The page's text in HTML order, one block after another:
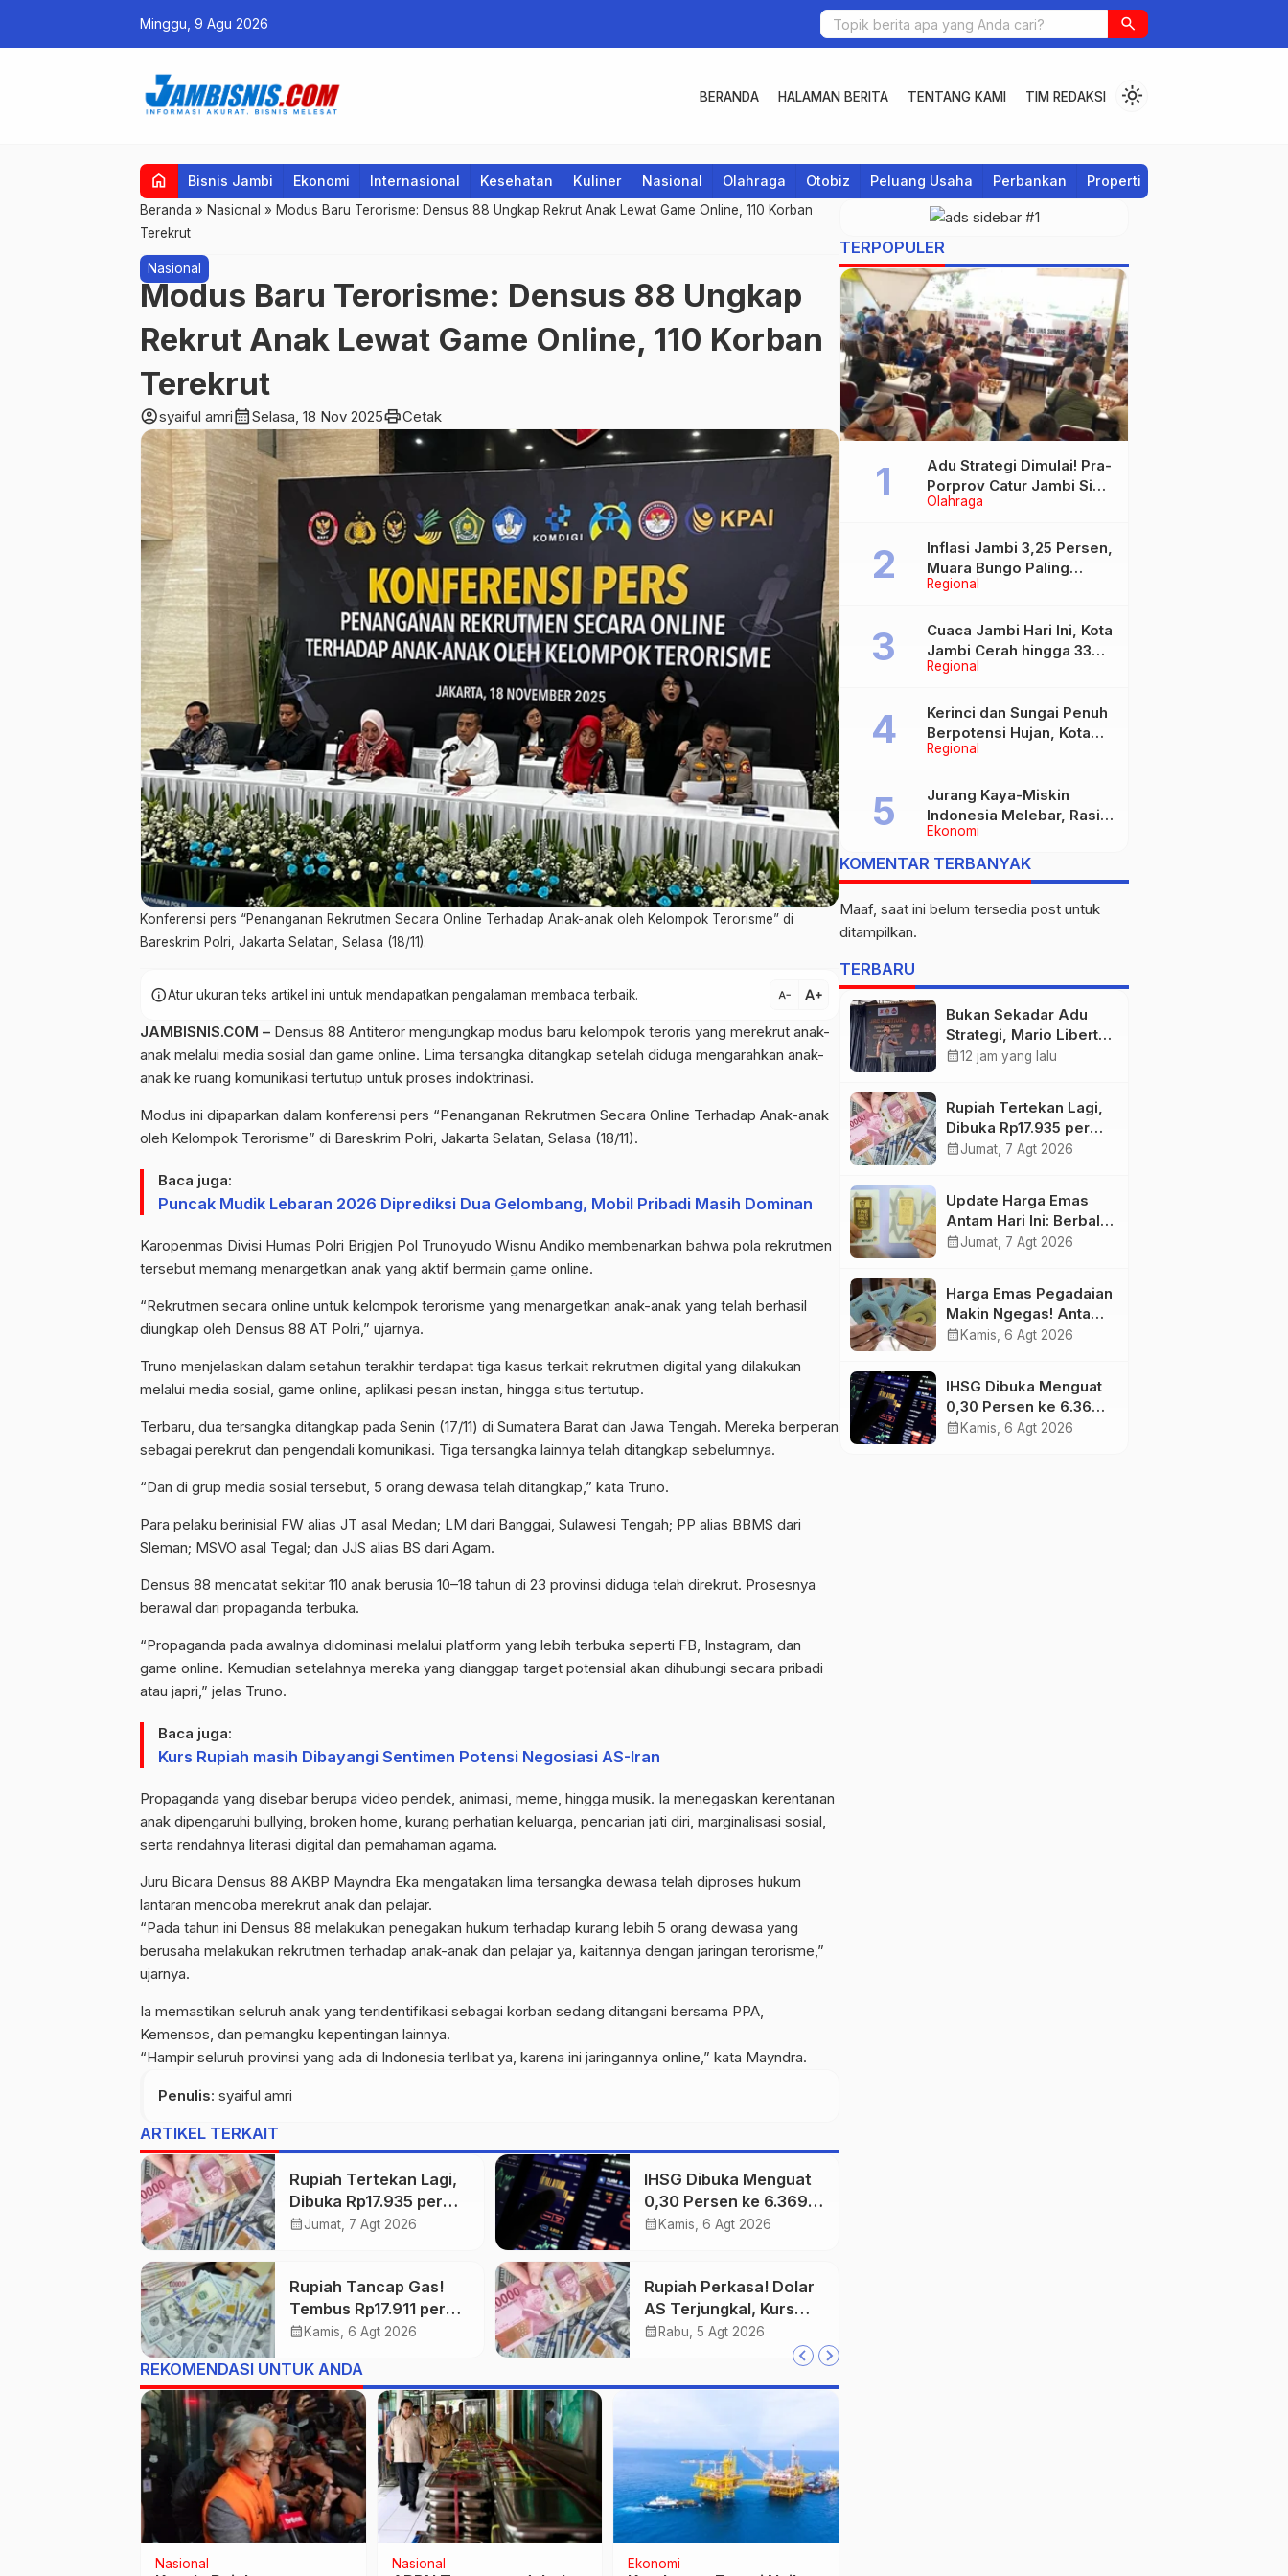
Minggu, 9 Agu 2026 search
BERANDA HALAMAN BERITA TENTANG KAMI TIM REDAKSI light_mode
home Bisnis Jambi Ekonomi Internasional Kesehatan Kuliner Nasional Olahraga Otobiz Peluang Usaha Perbankan Properti
Beranda » Nasional » Modus Baru Terorisme: Densus 88 Ungkap Rekrut Anak Lewat Game Online, 110 Korban
Terekrut
Nasional
Modus Baru Terorisme: Densus 88 Ungkap
Rekrut Anak Lewat Game Online, 110 Korban
Terekrut
account_circlesyaiful amricalendar_monthSelasa, 18 Nov 2025printCetak
Konferensi pers “Penanganan Rekrutmen Secara Online Terhadap Anak-anak oleh Kelompok Terorisme” di
Bareskrim Polri, Jakarta Selatan, Selasa (18/11).
infoAtur ukuran teks artikel ini untuk mendapatkan pengalaman membaca terbaik. text_decrease text_increase
JAMBISNIS.COM – Densus 88 Antiteror mengungkap modus baru kelompok teroris yang merekrut anak-
anak melalui media sosial dan game online. Lima tersangka ditangkap setelah diduga mengarahkan anak-
anak ke ruang komunikasi tertutup untuk proses indoktrinasi.
Modus ini dipaparkan dalam konferensi pers “Penanganan Rekrutmen Secara Online Terhadap Anak-anak
oleh Kelompok Terorisme” di Bareskrim Polri, Jakarta Selatan, Selasa (18/11).
Baca juga:
Puncak Mudik Lebaran 2026 Diprediksi Dua Gelombang, Mobil Pribadi Masih Dominan
Karopenmas Divisi Humas Polri Brigjen Pol Trunoyudo Wisnu Andiko membenarkan bahwa pola rekrutmen
tersebut memang menargetkan anak yang aktif bermain game online.
“Rekrutmen secara online untuk kelompok terorisme yang menargetkan anak-anak yang telah berhasil
diungkap oleh Densus 88 AT Polri,” ujarnya.
Truno menjelaskan dalam setahun terakhir terdapat tiga kasus terkait rekrutmen digital yang dilakukan
melalui media sosial, game online, aplikasi pesan instan, hingga situs tertutup.
Terbaru, dua tersangka ditangkap pada Senin (17/11) di Sumatera Barat dan Jawa Tengah. Mereka berperan
sebagai perekrut dan pengendali komunikasi. Tiga tersangka lainnya telah ditangkap sebelumnya.
“Dan di grup media sosial tersebut, 5 orang dewasa telah ditangkap,” kata Truno.
Para pelaku berinisial FW alias JT asal Medan; LM dari Banggai, Sulawesi Tengah; PP alias BBMS dari
Sleman; MSVO asal Tegal; dan JJS alias BS dari Agam.
Densus 88 mencatat sekitar 110 anak berusia 10–18 tahun di 23 provinsi diduga telah direkrut. Prosesnya
berawal dari propaganda terbuka.
“Propaganda pada awalnya didominasi melalui platform yang lebih terbuka seperti FB, Instagram, dan
game online. Kemudian setelahnya mereka yang dianggap target potensial akan dihubungi secara pribadi
atau japri,” jelas Truno.
Baca juga:
Kurs Rupiah masih Dibayangi Sentimen Potensi Negosiasi AS-Iran
Propaganda yang disebar berupa video pendek, animasi, meme, hingga musik. Ia menegaskan kerentanan
anak dipengaruhi bullying, broken home, kurang perhatian keluarga, pencarian jati diri, marginalisasi sosial,
serta rendahnya literasi digital dan pemahaman agama.
Juru Bicara Densus 88 AKBP Mayndra Eka mengatakan lima tersangka dewasa telah diproses hukum
lantaran mencoba merekrut anak dan pelajar.
“Pada tahun ini Densus 88 melakukan penegakan hukum terhadap kurang lebih 5 orang dewasa yang
berusaha melakukan rekrutmen terhadap anak-anak dan pelajar ya, kaitannya dengan jaringan terorisme,”
ujarnya.
Ia memastikan seluruh anak yang teridentifikasi sebagai korban sedang ditangani bersama PPA,
Kemensos, dan pemangku kepentingan lainnya.
“Hampir seluruh provinsi yang ada di Indonesia terlibat ya, karena ini jaringannya online,” kata Mayndra.
Penulis: syaiful amri
ARTIKEL TERKAIT
Rupiah Tertekan Lagi,
Dibuka Rp17.935 per
Dolar AS
calendar_monthJumat, 7 Agt 2026
IHSG Dibuka Menguat
0,30 Persen ke 6.369,
Saham Emas dan
calendar_month Kamis, 6 Agt 2026
Rupiah Tancap Gas!
Tembus Rp17.911 per
Dolar AS di Awal
calendar_month Kamis, 6 Agt 2026
Rupiah Perkasa! Dolar
AS Terjungkal, Kurs
Ditutup Rp17.933
calendar_month Rabu, 5 Agt 2026
REKOMENDASI UNTUK ANDA
Regional Regional Nasional
TERPOPULER
Olahraga
Adu Strategi Dimulai! Pra-
Porprov Catur Jambi Siap
Digelar, Libatkan 72 Atlet
Regional
Inflasi Jambi 3,25 Persen,
Muara Bungo Paling
Tinggi Capai 4,21 Persen
Regional
Cuaca Jambi Hari Ini, Kota
Jambi Cerah hingga 33
Derajat Celsius
Regional
Kerinci dan Sungai Penuh
Berpotensi Hujan, Kota
Jambi Berawan
Ekonomi
Jurang Kaya-Miskin
Indonesia Melebar, Rasio
Gini Naik Jadi 0,368 pada
Maret 2026
KOMENTAR TERBANYAK
Maaf, saat ini belum tersedia post untuk
ditampilkan.
TERBARU
Bukan Sekadar Adu
Strategi, Mario Liberty
Siregar Buka
calendar_month12 jam yang lalu
Rupiah Tertekan Lagi,
Dibuka Rp17.935 per
Dolar AS
calendar_monthJumat, 7 Agt 2026
Update Harga Emas
Antam Hari Ini: Berbalik
Arah! Anjlok Rp29.000
calendar_monthJumat, 7 Agt 2026
Harga Emas Pegadaian
Makin Ngegas! Antam
Tembus Rp2,787 Juta
calendar_month Kamis, 6 Agt 2026
IHSG Dibuka Menguat
0,30 Persen ke 6.369,
Saham Emas dan
calendar_month Kamis, 6 Agt 2026